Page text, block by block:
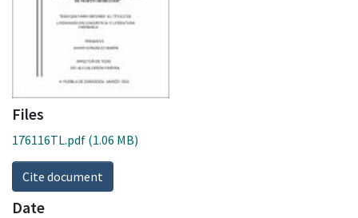
Files
176116TL.pdf (1.06 MB)
Cite document
Date